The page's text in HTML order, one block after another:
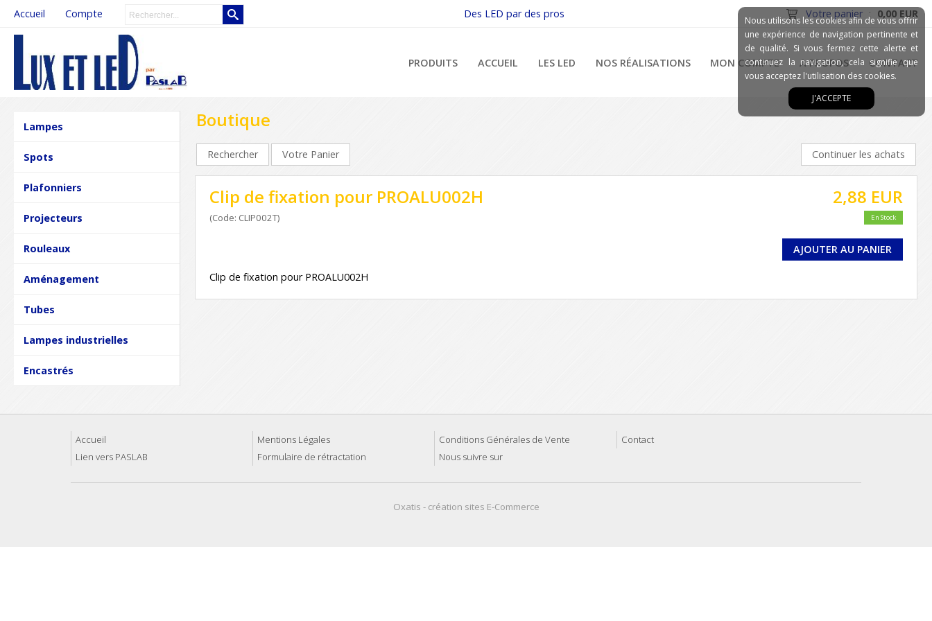
Accueil Compte Votre panier : 0,00 EUR
Des LED par des pros
PRODUITS ACCUEIL LES LED NOS RÉALISATIONS MON COMPTE A PROPOS CONTACT
Lampes
Spots
Plafonniers
Projecteurs
Rouleaux
Aménagement
Tubes
Lampes industrielles
Encastrés
Boutique
Rechercher Votre Panier Continuer les achats
Clip de fixation pour PROALU002H
(Code: CLIP002T)
2,88 EUR
En Stock
AJOUTER AU PANIER
Clip de fixation pour PROALU002H
Accueil Mentions Légales Conditions Générales de Vente
Contact
Lien vers PASLAB
Formulaire de rétractation Nous suivre sur
Oxatis - création sites E-Commerce
Nous utilisons les cookies afin de vous offrir
une expérience de navigation pertinente et
de qualité. Si vous fermez cette alerte et
continuez la navigation, cela signifie que
vous acceptez l'utilisation des cookies.
J'ACCEPTE